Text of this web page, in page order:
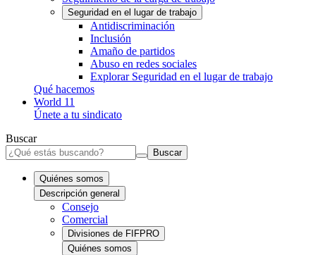
Seguridad en el lugar de trabajo
Antidiscriminación
Inclusión
Amaño de partidos
Abuso en redes sociales
Explorar Seguridad en el lugar de trabajo
Qué hacemos
World 11
Únete a tu sindicato
Buscar
Buscar
Quiénes somos
Descripción general
Consejo
Comercial
Divisiones de FIFPRO
Quiénes somos